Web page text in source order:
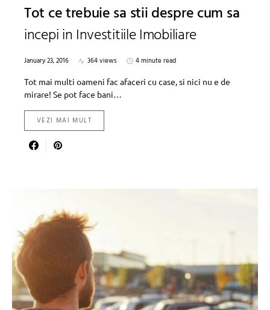
Tot ce trebuie sa stii despre cum sa
incepi in Investitiile Imobiliare
January 23, 2016 364 views
4 minute read
Tot mai multi oameni fac afaceri cu case, si nici nu e de
mirare! Se pot face bani…
VEZI MAI MULT